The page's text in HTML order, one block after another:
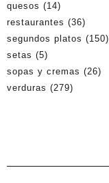
quesos (14)
restaurantes (36)
segundos platos (150)
setas (5)
sopas y cremas (26)
verduras (279)